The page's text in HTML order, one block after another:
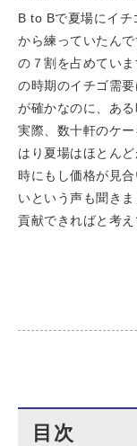
B to Bで夏場にイチ
から練っていたん
の７割を占めてい
の時期のイチゴ需
が確かなのに、あ
実際、数十軒のケ
はり夏場はほとん
時にもし価格が見
いという声も聞き
貢献できればと考え
目次